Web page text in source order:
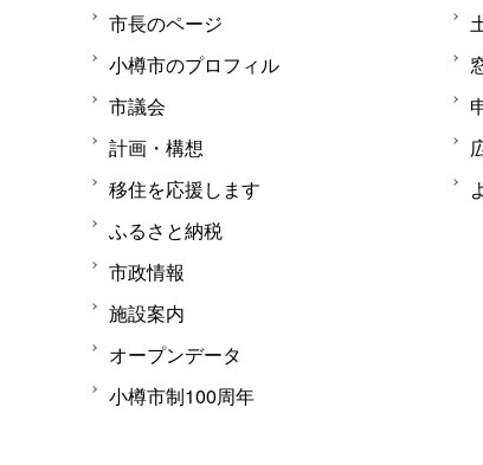
市長のページ
小樽市のプロフィル
市議会
計画・構想
移住を応援します
ふるさと納税
市政情報
施設案内
オープンデータ
小樽市制100周年